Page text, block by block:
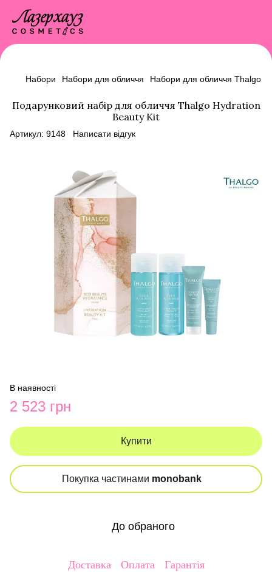
Набори Набори для обличчя Набори для обличчя Thalgo
Подарунковий набір для обличчя Thalgo Hydration
Beauty Kit
Артикул: 9148 Написати відгук
В наявності
2 523 грн
Купити
Покупка частинами monobank
До обраного
Доставка Оплата Гарантія